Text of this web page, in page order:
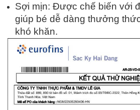
Sợi mịn: Được chế biến với
giúp bé dễ dàng thưởng
khó khăn.